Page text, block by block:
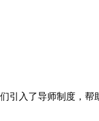
引入了导师制度，帮